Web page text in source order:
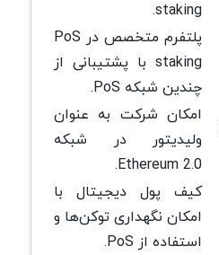
staking.
پلتفرم متخصص در PoS
staking با پشتیبانی از
چندین شبکه PoS.
امکان شرکت به عنوان
ولیدیتور در شبکه
Ethereum 2.0.
کیف پول دیجیتال با
امکان نگهداری توکن‌ها و
استفاده از PoS.